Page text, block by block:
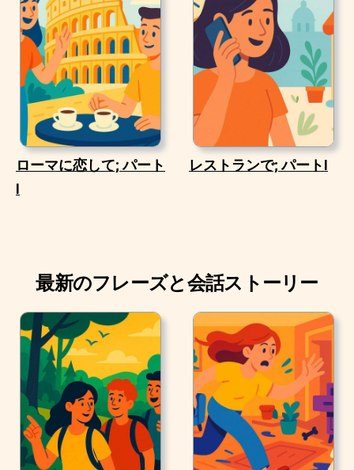
ローマに恋して; パート
I
レストランで; パートI
最新のフレーズと会話ストーリー